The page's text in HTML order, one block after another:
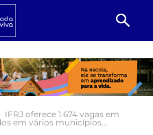
IFRJ oferece 1.674 vagas em
em vários municípios...